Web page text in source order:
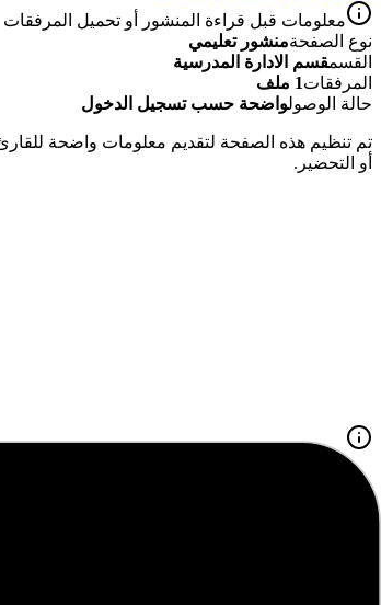
معلومات قبل قراءة المنشور أو تحميل المرفقات
نوع الصفحةمنشور تعليمي
القسمقسم الادارة المدرسية
المرفقات1 ملف
حالة الوصولواضحة حسب تسجيل الدخول
تم تنظيم هذه الصفحة لتقديم معلومات واضحة
أو التحضير.
حول هذا الموضوع